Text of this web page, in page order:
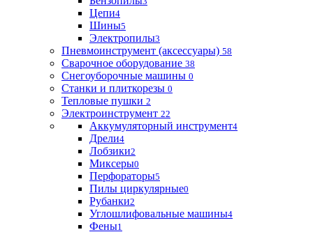
Цепи4
Шины5
Электропилы3
Пневмоинструмент (аксессуары) 58
Сварочное оборудование 38
Снегоуборочные машины 0
Станки и плиткорезы 0
Тепловые пушки 2
Электроинструмент 22
Аккумуляторный инструмент4
Дрели4
Лобзики2
Миксеры0
Перфораторы5
Пилы циркулярные0
Рубанки2
Углошлифовальные машины4
Фены1